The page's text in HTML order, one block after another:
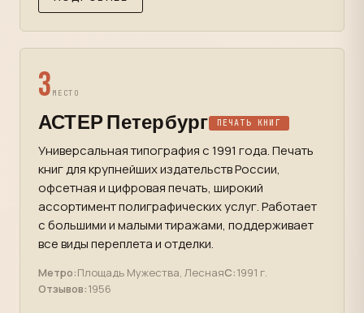
3 МЕСТО
АСТЕР Петербург ПЕЧАТЬ КНИГ
Универсальная типография с 1991 года. Печать
книг для крупнейших издательств России,
офсетная и цифровая печать, широкий
ассортимент полиграфических услуг. Работает
с большими и малыми тиражами, поддерживает
все виды переплета и отделки.
Метро:Площадь Мужества, ЛеснаяС:1991 г.
Отзывов:1956